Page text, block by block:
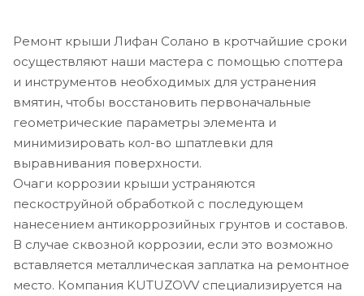
Ремонт крыши Лифан Солано в кротчайшие сроки
осуществляют наши мастера с помощью споттера
и инструментов необходимых для устранения
вмятин, чтобы восстановить первоначальные
геометрические параметры элемента и
минимизировать кол-во шпатлевки для
выравнивания поверхности.
Очаги коррозии крыши устраняются
пескоструйной обработкой с последующем
нанесением антикоррозийных грунтов и составов.
В случае сквозной коррозии, если это возможно
вставляется металлическая заплатка на ремонтное
место. Компания KUTUZOVV специализируется на